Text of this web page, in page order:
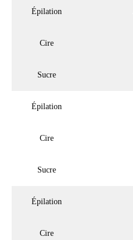
Épilation
Cire
Sucre
Épilation
Cire
Sucre
Épilation
Cire